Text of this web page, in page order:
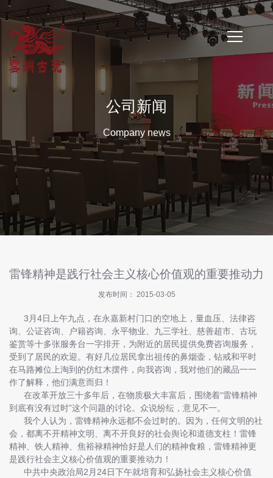
简
新
闻
洲
快
招
商
指
南
投
诉
与
建
议
关
公司新闻
Company news
雷锋精神是践行社会主义核心价值观的重要推动力
发布时间： 2015-03-05
3月4日上午九点，在永嘉新村门口的空地上，量血压、法律咨
询、公证咨询、户籍咨询、永平物业、九三学社、慈善超市、古玩
鉴赏等十多张服务台一字排开，为附近的居民提供免费咨询服务，
受到了居民的欢迎。有好几位居民拿出祖传的鼻烟壶，钻戒和平时
在马路摊位上淘到的仿红木摆件，向我咨询，我对他们的藏品一一
作了解释，他们满意而归！
在改革开放三十多年后，在物质极大丰富后，围绕着“雷锋精神
到底有没有过时”这个问题的讨论。众说纷纭，意见不一。
我个人认为，雷锋精神永远都不会过时的。因为，任何文明的社
会，都离不开精神文明、离不开良好的社会舆论和道德支柱！雷锋
精神、铁人精神、焦裕禄精神恰好是人们的精神食粮，雷锋精神更
是践行社会主义核心价值观的重要推动力！
中共中央政治局2月24日下午就培育和弘扬社会主义核心价值